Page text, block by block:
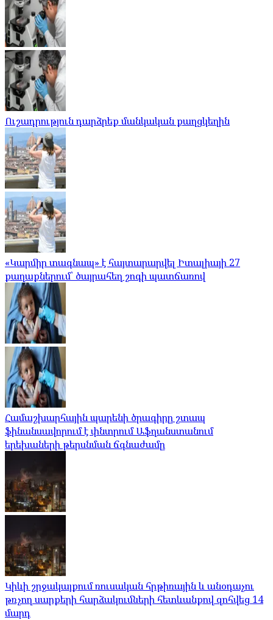
Ուշադրություն դարձրեք մանկական քաղցկեղին
«Կարմիր տագնապ» է հայտարարվել Իտալիայի 27
քաղաքներում՝ ծայրահեղ շոգի պատճառով
Համաշխարհային պարենի ծրագիրը շտապ
ֆինանսավորում է փնտրում Աֆղանստանում
երեխաների թերսնման ճգնաժամը
Կիևի շրջակայքում ռուսական հրթիռային և անօդաչու
թռչող սարքերի հարձակումների հետևանքով զոհվեց 14
մարդ